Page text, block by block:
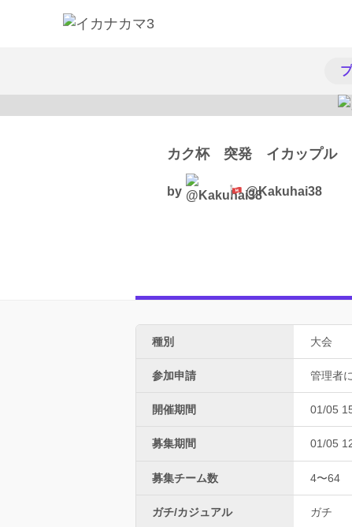
カク杯 突発 イカップル
by @Kakuhai38
種別 大会
参加申請 管理者
開催期間 01/05
募集期間 01/05
募集チーム数 4〜64
ガチ/カジュアル ガチ